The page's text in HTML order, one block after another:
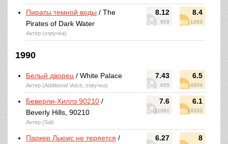
8.12
929
8.4
1283
Пираты темной воды / The
Pirates of Dark Water
Актер (озвучка)
1990
7.43
605
6.5
4909
Белый дворец / White Palace
Актер (Additional Voice, озвучка)
7.6
11081
6.1
19333
Беверли-Хиллз 90210 /
Beverly Hills, 90210
Актер (Sal)
6.27 8
Паркер Льюис не теряется /